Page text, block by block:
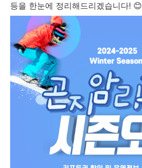
등을 한눈에 정리해드리겠습니다! 😊